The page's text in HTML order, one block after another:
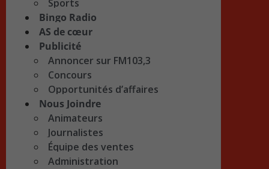
Sports
Bingo Radio
AS de cœur
Publicité
Annoncer sur FM103,3
Concours
Opportunités d’affaires
Nous Joindre
Animateurs
Journalistes
Équipe des ventes
Administration